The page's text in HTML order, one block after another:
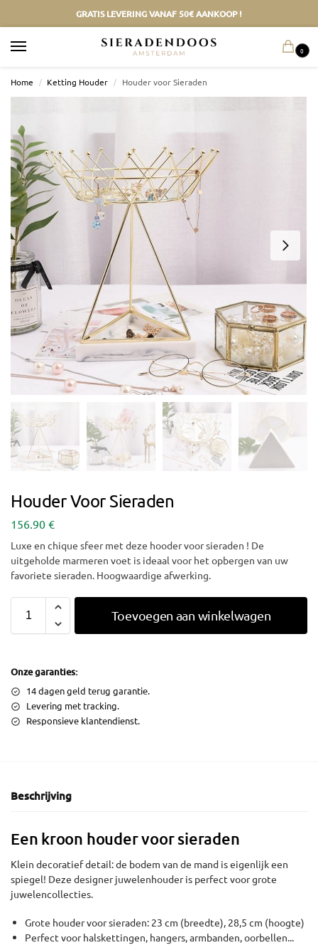
GRATIS LEVERING VANAF 50€ AANKOOP !
0
Home / Ketting Houder / Houder voor Sieraden
Houder Voor Sieraden
156.90 €
Luxe en chique sfeer met deze hooder voor sieraden ! De
uitgeholde marmeren voet is ideaal voor het opbergen van uw
favoriete sieraden. Hoogwaardige afwerking.
Toevoegen aan winkelwagen
Onze garanties:
14 dagen geld terug garantie.
Levering met tracking.
Responsieve klantendienst.
Beschrijving
Een kroon houder voor sieraden
Klein decoratief detail: de bodem van de mand is eigenlijk een
spiegel! Deze designer juwelenhouder is perfect voor grote
juwelencollecties.
Grote houder voor sieraden: 23 cm (breedte), 28,5 cm (hoogte)
Perfect voor halskettingen, hangers, armbanden, oorbellen...